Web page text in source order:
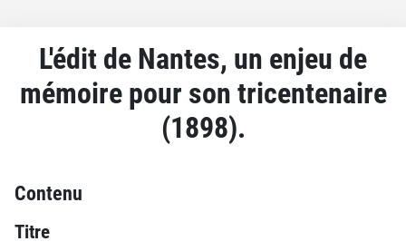
L'édit de Nantes, un enjeu de
mémoire pour son tricentenaire
(1898).
Contenu
Titre